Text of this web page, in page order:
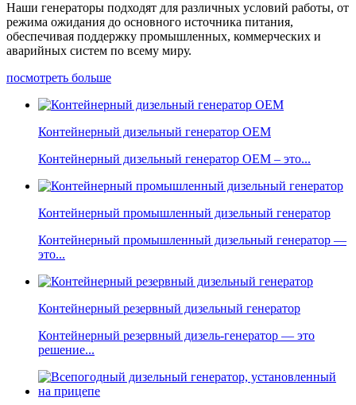
Наши генераторы подходят для различных условий работы, от
режима ожидания до основного источника питания,
обеспечивая поддержку промышленных, коммерческих и
аварийных систем по всему миру.
посмотреть больше
Контейнерный дизельный генератор OEM
Контейнерный дизельный генератор OEM – это...
Контейнерный промышленный дизельный генератор
Контейнерный промышленный дизельный генератор —
это...
Контейнерный резервный дизельный генератор
Контейнерный резервный дизель-генератор — это
решение...